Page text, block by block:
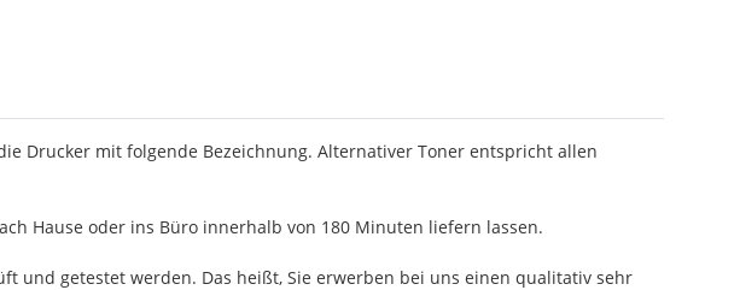
Drucker mit folgende Bezeichnung. Alternativer Toner entspricht allen
Hause oder ins Büro innerhalb von 180 Minuten liefern lassen.
und getestet werden. Das heißt, Sie erwerben bei uns einen qualitativ sehr